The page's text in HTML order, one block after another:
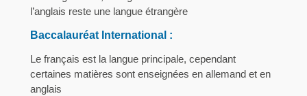
l’anglais reste une langue étrangère
Baccalauréat International :
Le français est la langue principale, cependant
certaines matières sont enseignées en allemand et en
anglais